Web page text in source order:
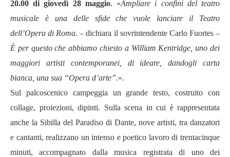
20.00 di giovedì 28 maggio. «Ampliare i confini del teatro
musicale è una delle sfide che vuole lanciare il Teatro
dell’Opera di Roma. – dichiara il sovrintendente Carlo Fuortes –
È per questo che abbiamo chiesto a William Kentridge, uno dei
maggiori artisti contemporanei, di ideare, dandogli carta
bianca, una sua “Opera d’arte”.».
Sul palcoscenico campeggia un grande testo, costruito con
collage, proiezioni, dipinti. Sulla scena in cui è rappresentata
anche la Sibilla del Paradiso di Dante, nove artisti, tra danzatori
e cantanti, realizzano un intenso e poetico lavoro di trentacinque
minuti, accompagnato dalla musica registrata di uno dei